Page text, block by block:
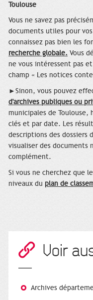
Toulouse
Vous ne savez pas
documents utiles pour
connaissez pas bien les
recherche globale. Vous
ne vous intéressent pas
champ « Les notices
►Sinon, vous pouvez
d'archives publiques ou
municipales de Toulouse,
clés et par date. Les
descriptions des dossiers
visualiser des documents
complément.
Si vous ne cherchez que
niveaux du plan de
Voir
Archives